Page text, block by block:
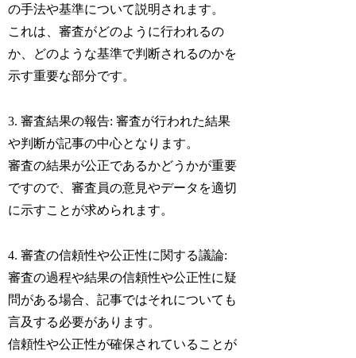
の手法や基準について説明されます。
これは、審査がどのように行われるの
か、どのような基準で判断されるのかを
示す重要な部分です。
3. 審査結果の報告: 審査が行われた結果
や判断が記事の中心となります。
審査の結果が公正であるかどうかが重要
ですので、審査員の意見やデータを適切
に示すことが求められます。
4. 審査の信頼性や公正性に関する議論:
審査の過程や結果の信頼性や公正性に疑
問がある場合、記事ではそれについても
言及する必要があります。
信頼性や公正性が確保されていることが